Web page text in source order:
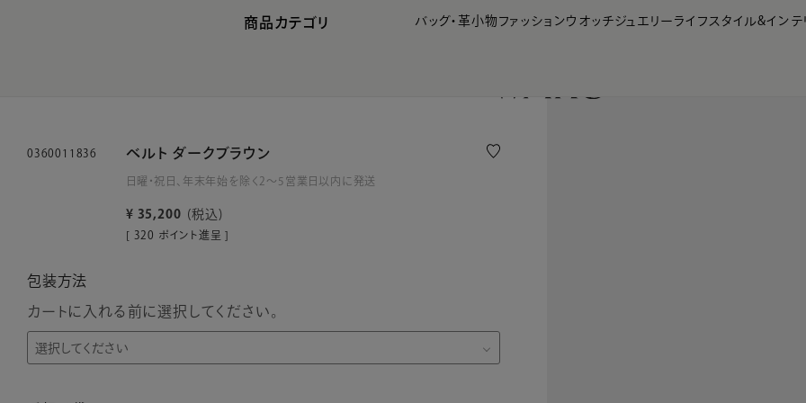
商品カテゴリ バッグ・革小物 ファッションウオッチジュエリー ライフスタイル&インテ
0360011836 ベルト ダークブラウン
日曜・祝日、年末年始を除く2～5営業日以内に発送
¥ 35,200 税込
[ 320 ポイント進呈 ]
包装方法
カートに入れる前に選択してください。